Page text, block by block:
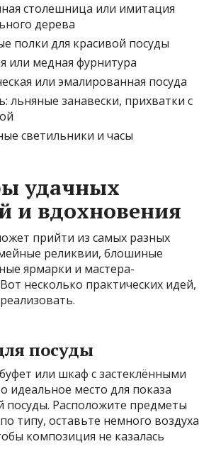
столешница или имитация
дерева
полки для красивой посуды
или медная фурнитура
или эмалированная посуда
льняные занавески, прихватки с
светильники и часы
удачных
и вдохновения
прийти из самых разных
реликвии, блошиные
ярмарки и мастера-
несколько практических идей,
посуды
буфет или шкаф с застеклёнными
идеальное место для показа
посуды. Расположите предметы
типу, оставьте немного воздуха
композиция не казалась